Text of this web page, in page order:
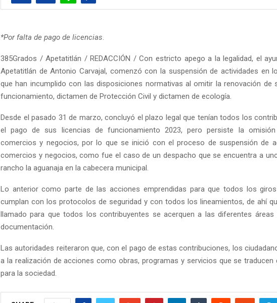
*Por falta de pago de licencias
385Grados / Apetatitlán / REDACCIÓN / Con estricto apego a la legalidad, el
Apetatitlán de Antonio Carvajal, comenzó con la suspensión de actividades en
que han incumplido con las disposiciones normativas al omitir la renovación de
funcionamiento, dictamen de Protección Civil y dictamen de ecología.
Desde el pasado 31 de marzo, concluyó el plazo legal que tenían todos los
el pago de sus licencias de funcionamiento 2023, pero persiste la
comercios y negocios, por lo que se inició con el proceso de suspensión de
comercios y negocios, como fue el caso de un despacho que se encuentra a
rancho la aguanaja en la cabecera municipal.
Lo anterior como parte de las acciones emprendidas para que todos los
cumplan con los protocolos de seguridad y con todos los lineamientos, de ahí
llamado para que todos los contribuyentes se acerquen a las diferentes áreas
documentación.
Las autoridades reiteraron que, con el pago de estas contribuciones, los
a la realización de acciones como obras, programas y servicios que se traducen
para la sociedad.